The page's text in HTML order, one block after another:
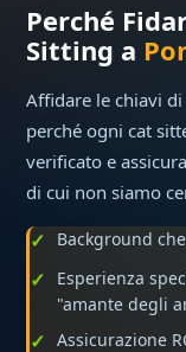
Perché
Sitting a
Affidare le chiavi
perché ogni cat
verificato e
di cui non siamo
Background
Esperienza
"amante degli
Assicurazione